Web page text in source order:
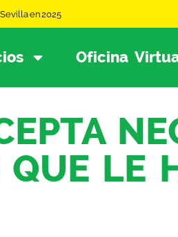
en 2025
Oficina
QUE LE